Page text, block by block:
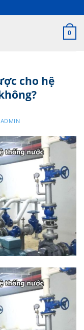
0
cho hệ
ADMIN